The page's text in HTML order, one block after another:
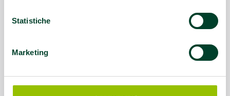
Statistiche
Marketing